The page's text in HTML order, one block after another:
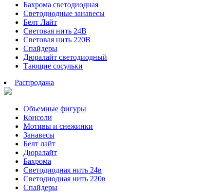
Бахрома светодиодная
Светодиодные занавесы
Белт Лайт
Световая нить 24В
Световая нить 220В
Спайдеры
Дюралайт светодиодный
Тающие сосульки
Распродажа
Объемные фигуры
Консоли
Мотивы и снежинки
Занавесы
Белт лайт
Дюралайт
Бахрома
Светодиодная нить 24в
Светодиодная нить 220в
Спайдеры